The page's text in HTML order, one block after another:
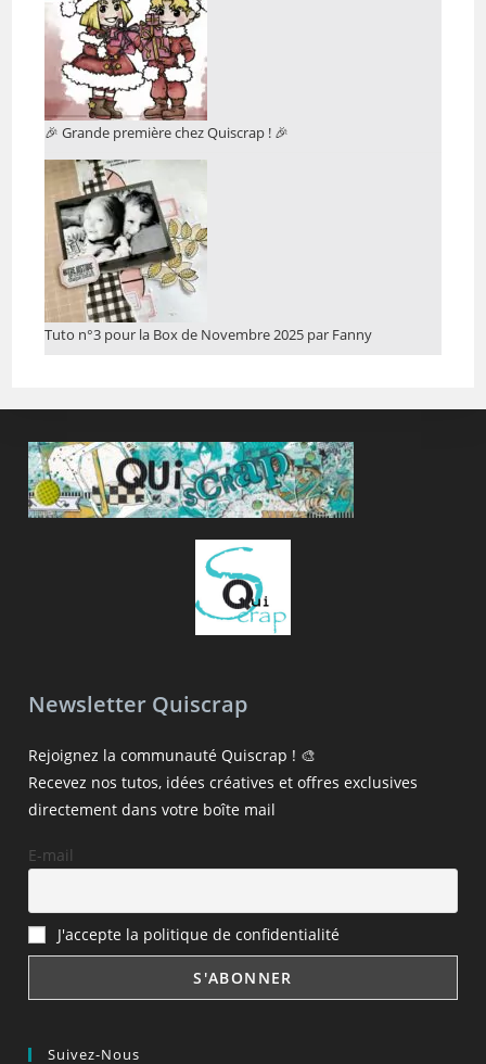
🎉 Grande première chez Quiscrap ! 🎉
Tuto n°3 pour la Box de Novembre 2025 par Fanny
Newsletter Quiscrap
Rejoignez la communauté Quiscrap ! 🎨
Recevez nos tutos, idées créatives et offres exclusives
directement dans votre boîte mail
E-mail
J'accepte la politique de confidentialité
Suivez-Nous